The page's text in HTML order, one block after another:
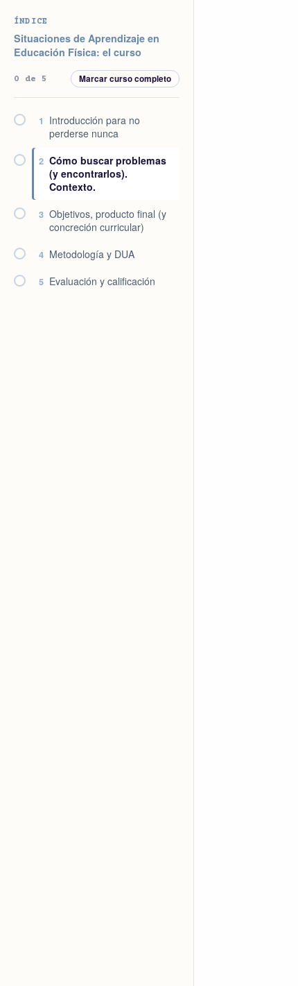
ÍNDICE
Situaciones de Aprendizaje en
Educación Física: el curso
0 de 5 Marcar curso completo
1
Introducción para no
perderse nunca
2 Cómo buscar problemas
(y encontrarlos).
Contexto.
3 Objetivos, producto final (y
concreción curricular)
4 Metodología y DUA
5 Evaluación y calificación